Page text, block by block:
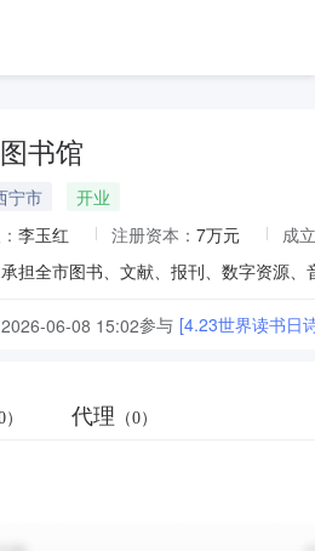
书馆
宁市
开业
李玉红 注册资本： 7万元
成
2026-06-08 15:02参与 [4.23世界读书日
） 代理 （0）